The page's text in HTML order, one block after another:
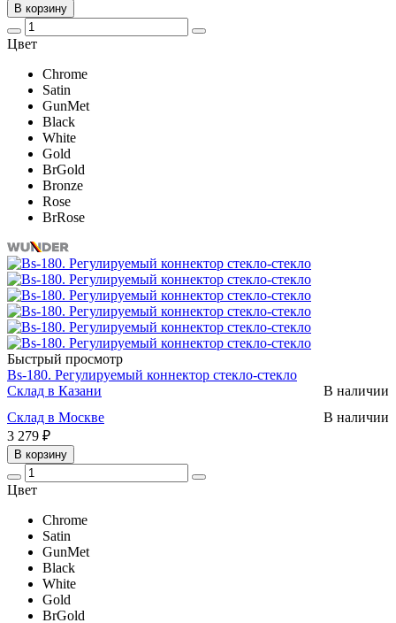
В корзину
Цвет
Chrome
Satin
GunMet
Black
White
Gold
BrGold
Bronze
Rose
BrRose
Быстрый просмотр
Bs-180. Регулируемый коннектор стекло-стекло
Склад в Казани
В наличии
Склад в Москве
В наличии
3 279 ₽
В корзину
Цвет
Chrome
Satin
GunMet
Black
White
Gold
BrGold